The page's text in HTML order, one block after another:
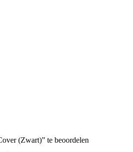
(Zwart)” te beoordelen